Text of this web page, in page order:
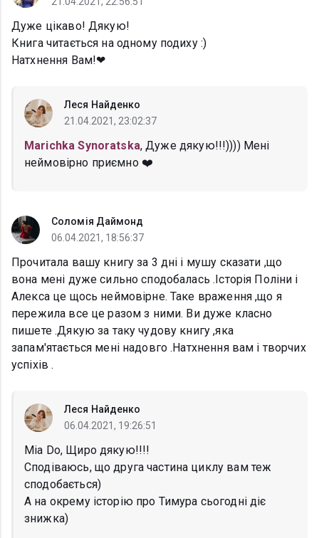
Дуже цікаво! Дякую!
Книга читається на одному подиху :)
Натхнення Вам!❤
Леся Найденко
21.04.2021, 23:02:37
Marichka Synoratska, Дуже дякую!!!)))) Мені
неймовірно приємно ❤️
Соломія Даймонд
06.04.2021, 18:56:37
Прочитала вашу книгу за 3 дні і мушу сказати ,що
вона мені дуже сильно сподобалась .Історія Поліни і
Алекса це щось неймовірне. Таке враження ,що я
пережила все це разом з ними. Ви дуже класно
пишете .Дякую за таку чудову книгу ,яка
запам'ятається мені надовго .Натхнення вам і творчих
успіхів .
Леся Найденко
06.04.2021, 19:26:51
Mia Do, Щиро дякую!!!!
Сподіваюсь, що друга частина циклу вам теж
сподобається)
А на окрему історію про Тимура сьогодні діє
знижка)